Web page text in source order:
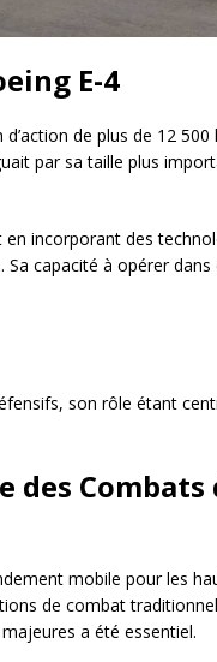
E-4
de plus de 12 500
par sa taille plus
incorporant des
capacité à opérer dans
son rôle étant
Combats
mobile pour les
de combat
a été essentiel.